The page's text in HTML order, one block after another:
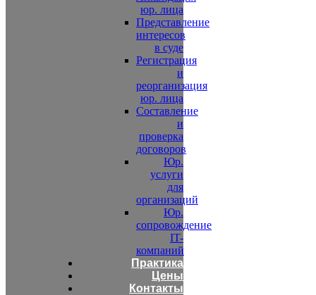
юр. лица
Представление
интересов
в суде
Регистрация
и
реорганизация
юр. лица
Составление
и
проверка
договоров
Юр.
услуги
для
организаций
Юр.
сопровождение
IT-
компаний
Практика
Цены
Контакты